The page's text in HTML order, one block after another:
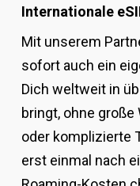
Internationale
Mit unserem
sofort auch ein
Dich weltweit in
bringt, ohne
oder komplizierte
erst einmal nach